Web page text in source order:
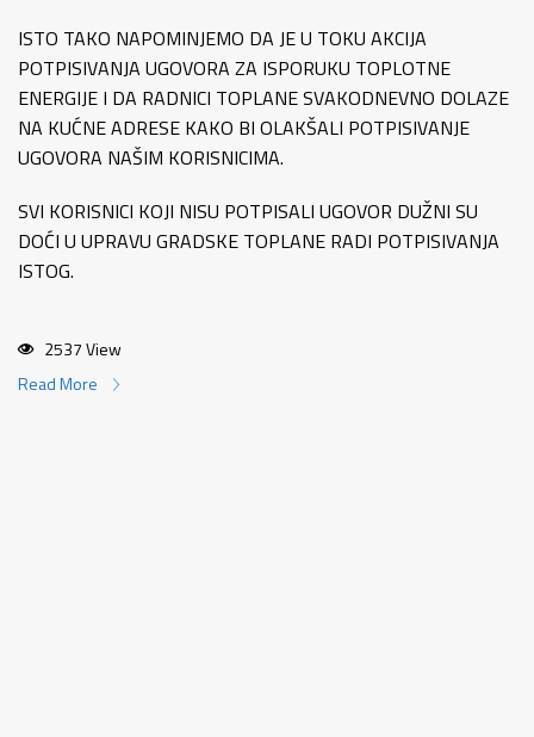
ISTO TAKO NAPOMINJEMO DA JE U TOKU AKCIJA
POTPISIVANJA UGOVORA ZA ISPORUKU TOPLOTNE
ENERGIJE I DA RADNICI TOPLANE SVAKODNEVNO DOLAZE
NA KUĆNE ADRESE KAKO BI OLAKŠALI POTPISIVANJE
UGOVORA NAŠIM KORISNICIMA.
SVI KORISNICI KOJI NISU POTPISALI UGOVOR DUŽNI SU
DOĆI U UPRAVU GRADSKE TOPLANE RADI POTPISIVANJA
ISTOG.
2537 View
Read More